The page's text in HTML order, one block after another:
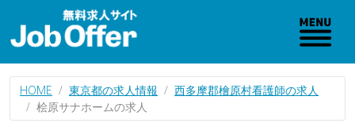
HOME 東京都の求人情報
西多摩郡檜原村看護師の求人
桧原サナホームの求人